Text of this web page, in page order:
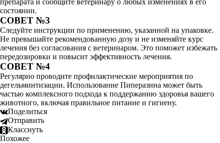
препарата и сообщите ветеринару о любых изменениях в его
состоянии.
СОВЕТ №3
Следуйте инструкции по применению, указанной на упаковке.
Не превышайте рекомендованную дозу и не изменяйте курс
лечения без согласования с ветеринаром. Это поможет избежать
передозировки и повысит эффективность лечения.
СОВЕТ №4
Регулярно проводите профилактические мероприятия по
дегельминтизации. Использование Пиперазина может быть
частью комплексного подхода к поддержанию здоровья вашего
животного, включая правильное питание и гигиену.
Поделиться
Отправить
Класснуть
Похожее